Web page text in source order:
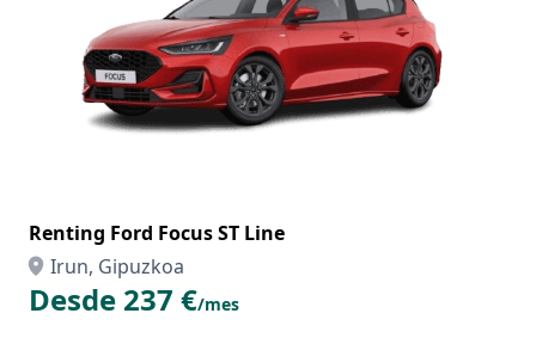
Renting Ford Focus ST Line
Irun, Gipuzkoa
Desde 237 €/mes